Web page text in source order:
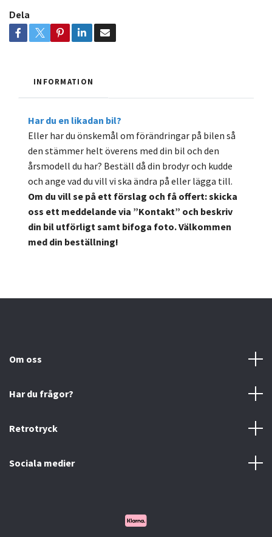
Dela
INFORMATION
Har du en likadan bil?
Eller har du önskemål om förändringar på bilen så
den stämmer helt överens med din bil och den
årsmodell du har? Beställ då din brodyr och kudde
och ange vad du vill vi ska ändra på eller lägga till.
Om du vill se på ett förslag och få offert: skicka
oss ett meddelande via ”Kontakt” och beskriv
din bil utförligt samt bifoga foto. Välkommen
med din beställning!
Om oss
Har du frågor?
Retrotryck
Sociala medier